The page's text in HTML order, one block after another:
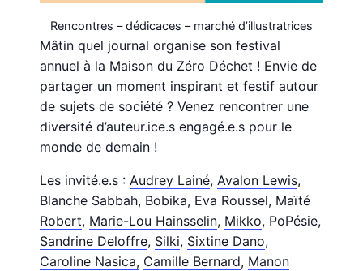
Rencontres – dédicaces – marché d’illustratrices
Mâtin quel journal organise son festival
annuel à la Maison du Zéro Déchet ! Envie de
partager un moment inspirant et festif autour
de sujets de société ? Venez rencontrer une
diversité d’auteur.ice.s engagé.e.s pour le
monde de demain !
Les invité.e.s :Audrey Lainé,Avalon Lewis,
Blanche Sabbah, Bobika, Eva Roussel, Maïté
Robert, Marie-Lou Hainsselin, Mikko, PoPésie,
Sandrine Deloffre, Silki, Sixtine Dano,
Caroline Nasica, Camille Bernard, Manon